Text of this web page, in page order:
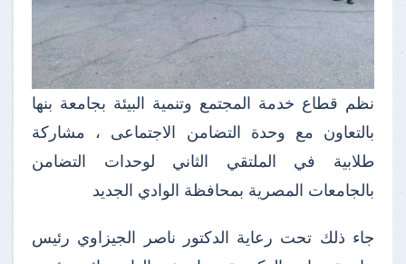
نظم قطاع خدمة المجتمع وتنمية البيئة بجامعة بنها
بالتعاون مع وحدة التضامن الاجتماعى ، مشاركة
طلابية في الملتقي الثاني لوحدات التضامن
بالجامعات المصرية بمحافظة الوادي الجديد
جاء ذلك تحت رعاية الدكتور ناصر الجيزاوي رئيس